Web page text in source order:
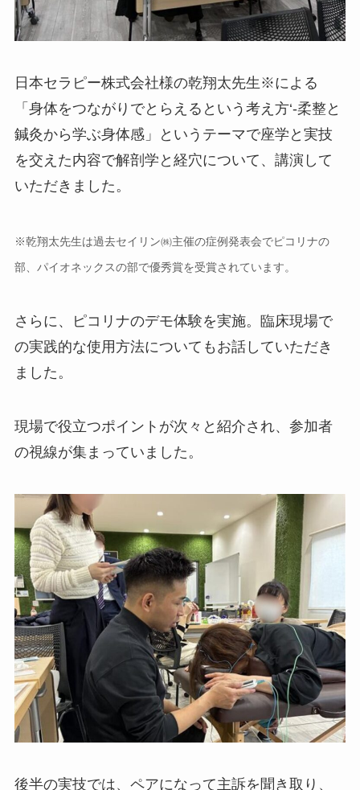
日本セラピー株式会社様の乾翔太先生※による
「身体をつながりでとらえるという考え方‘-柔整と
鍼灸から学ぶ身体感」というテーマで座学と実技
を交えた内容で解剖学と経穴について、講演して
いただきました。
※乾翔太先生は過去セイリン㈱主催の症例発表会でピコリナの
部、パイオネックスの部で優秀賞を受賞されています。
さらに、ピコリナのデモ体験を実施。臨床現場で
の実践的な使用方法についてもお話していただき
ました。
現場で役立つポイントが次々と紹介され、参加者
の視線が集まっていました。
後半の実技では、ペアになって主訴を聞き取り、